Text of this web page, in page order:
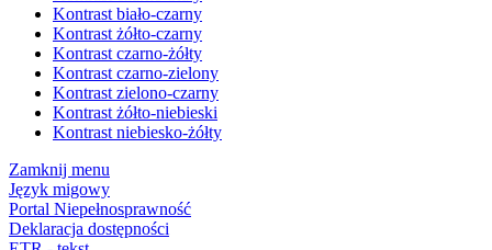
Kontrast biało-czarny
Kontrast żółto-czarny
Kontrast czarno-żółty
Kontrast czarno-zielony
Kontrast zielono-czarny
Kontrast żółto-niebieski
Kontrast niebiesko-żółty
Zamknij menu
Język migowy
Portal Niepełnosprawność
Deklaracja dostępności